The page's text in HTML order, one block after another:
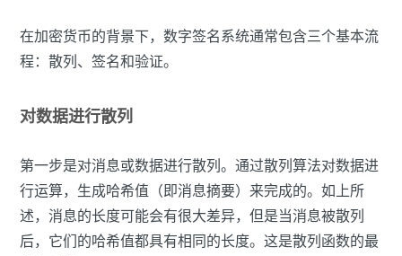
在加密货币的背景下，数字签名系统通常包含三个基本流
程：散列、签名和验证。
对数据进行散列
第一步是对消息或数据进行散列。通过散列算法对数据进
行运算，生成哈希值（即消息摘要）来完成的。如上所
述，消息的长度可能会有很大差异，但是当消息被散列
后，它们的哈希值都具有相同的长度。这是散列函数的最